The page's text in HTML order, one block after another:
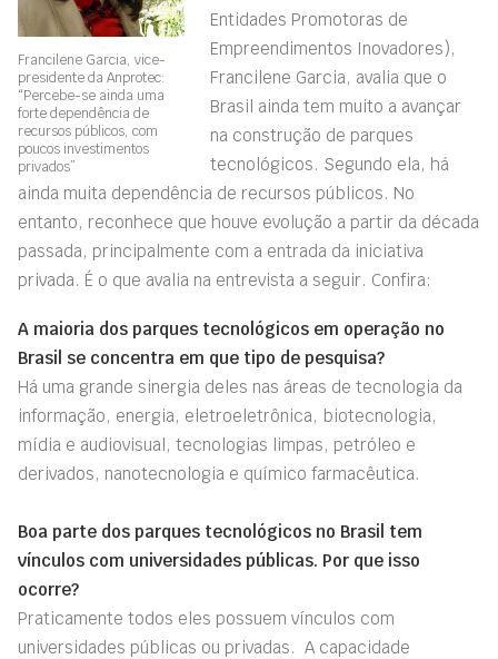
Francilene Garcia, vice-
presidente da Anprotec:
“Percebe-se ainda uma
forte dependência de
recursos públicos, com
poucos investimentos
privados”
Entidades Promotoras de
Empreendimentos Inovadores),
Francilene Garcia, avalia que o
Brasil ainda tem muito a avançar
na construção de parques
tecnológicos. Segundo ela, há
ainda muita dependência de recursos públicos. No
entanto, reconhece que houve evolução a partir da década
passada, principalmente com a entrada da iniciativa
privada. É o que avalia na entrevista a seguir. Confira:
A maioria dos parques tecnológicos em operação no
Brasil se concentra em que tipo de pesquisa?
Há uma grande sinergia deles nas áreas de tecnologia da
informação, energia, eletroeletrônica, biotecnologia,
mídia e audiovisual, tecnologias limpas, petróleo e
derivados, nanotecnologia e químico farmacêutica.
Boa parte dos parques tecnológicos no Brasil tem
vínculos com universidades públicas. Por que isso
ocorre?
Praticamente todos eles possuem vínculos com
universidades públicas ou privadas. A capacidade